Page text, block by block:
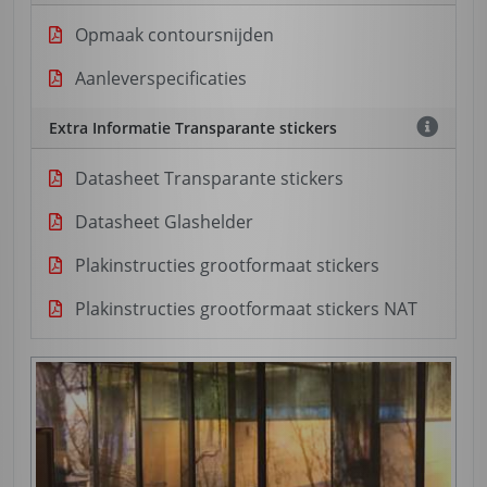
Opmaak contoursnijden
Aanleverspecificaties
Extra Informatie Transparante stickers
Datasheet Transparante stickers
Datasheet Glashelder
Plakinstructies grootformaat stickers
Plakinstructies grootformaat stickers NAT